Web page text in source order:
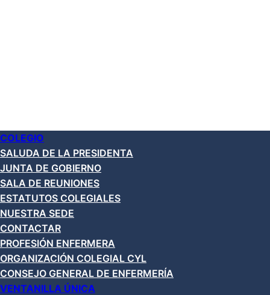
COLEGIO
SALUDA DE LA PRESIDENTA
JUNTA DE GOBIERNO
SALA DE REUNIONES
ESTATUTOS COLEGIALES
NUESTRA SEDE
CONTACTAR
PROFESIÓN ENFERMERA
ORGANIZACIÓN COLEGIAL CYL
CONSEJO GENERAL DE ENFERMERÍA
VENTANILLA ÚNICA